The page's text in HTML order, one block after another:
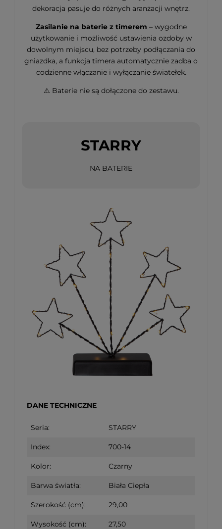
dekoracja pasuje do różnych aranżacji wnętrz.
Zasilanie na baterie z timerem – wygodne
użytkowanie i możliwość ustawienia ozdoby w
dowolnym miejscu, bez potrzeby podłączania do
gniazdka, a funkcja timera automatycznie zadba o
codzienne włączanie i wyłączanie światełek.
⚠️ Baterie nie są dołączone do zestawu.
STARRY
NA BATERIE
DANE TECHNICZNE
Seria: STARRY
Index: 700-14
Kolor: Czarny
Barwa światła: Biała Ciepła
Szerokość (cm): 29,00
Wysokość (cm): 27,50